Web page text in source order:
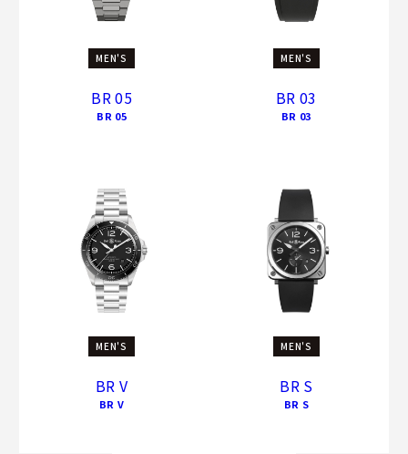
MEN'S
BR 05
BR 05
MEN'S
BR 03
BR 03
MEN'S
BR V
BR V
MEN'S
BR S
BR S